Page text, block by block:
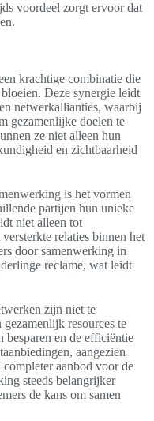
voordeel zorgt ervoor dat
krachtige combinatie die
Deze synergie leidt
netwerkallianties, waarbij
gezamenlijke doelen te
ze niet alleen hun
en zichtbaarheid
is het vormen
partijen hun unieke
niet alleen tot
relaties binnen het
door samenwerking in
reclame, wat leidt
zijn niet te
resources te
besparen en de efficiëntie
aangezien
completer aanbod voor de
steeds belangrijker
de kans om samen